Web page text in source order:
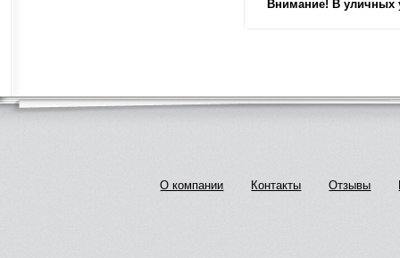
Внимание! В уличных
О компании Контакты Отзывы